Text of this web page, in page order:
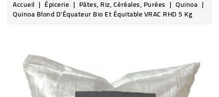
ÉPICERIE
BOISSON
HYGIÈNE
Accueil Épicerie Pâtes, Riz, Céréales, Purées Quinoa
Quinoa Blond D'Équateur Bio Et Équitable VRAC RHD 5 Kg